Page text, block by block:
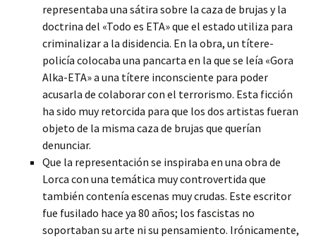
representaba una sátira sobre la caza de brujas y la
doctrina del «Todo es ETA» que el estado utiliza para
criminalizar a la disidencia. En la obra, un títere-
policía colocaba una pancarta en la que se leía «Gora
Alka-ETA» a una títere inconsciente para poder
acusarla de colaborar con el terrorismo. Esta ficción
ha sido muy retorcida para que los dos artistas fueran
objeto de la misma caza de brujas que querían
denunciar.
Que la representación se inspiraba en una obra de
Lorca con una temática muy controvertida que
también contenía escenas muy crudas. Este escritor
fue fusilado hace ya 80 años; los fascistas no
soportaban su arte ni su pensamiento. Irónicamente,